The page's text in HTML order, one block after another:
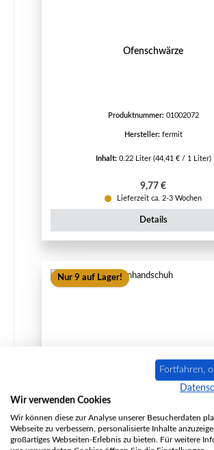
Ofenschwärze
Produktnummer: 01002072
Hersteller: fermit
Inhalt: 0.22 Liter (44,41 € / 1 Liter)
Regulärer Preis:
9,77 €
Lieferzeit ca. 2-3 Wochen
Details
Nur 9 auf Lager!
Heta Leder Kaminhandschuh
Fortfahren,
Wir verwenden Cookies
Wir können diese zur Analyse unserer Besucherdaten
Webseite zu verbessern, personalisierte Inhalte
großartiges Webseiten-Erlebnis zu bieten. Für weitere